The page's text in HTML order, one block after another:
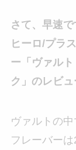
さて、早速
ヒーロ/プラ
ー「ヴァル
ク」のレビュ
ヴァルトの
フレーバー